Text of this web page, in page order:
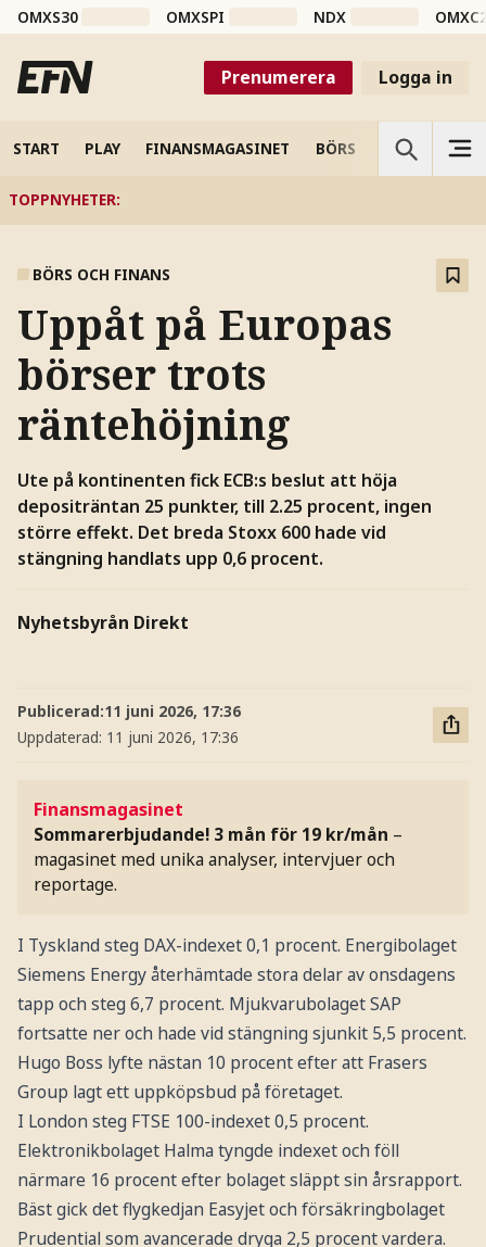
OMXS30 OMXSPI NDX
Prenumerera Logga in
START PLAY FINANSMAGASINET BÖRS VETENSKAP
TOPPNYHETER:
BÖRS OCH FINANS
Uppåt på Europas
börser trots
räntehöjning
Ute på kontinenten fick ECB:s beslut att höja
depositräntan 25 punkter, till 2.25 procent, ingen
större effekt. Det breda Stoxx 600 hade vid
stängning handlats upp 0,6 procent.
Nyhetsbyrån Direkt
Publicerad:11 juni 2026, 17:36
Uppdaterad: 11 juni 2026, 17:36
Finansmagasinet
Sommarerbjudande! 3 mån för 19 kr/mån –
magasinet med unika analyser, intervjuer och
reportage.
I Tyskland steg DAX-indexet 0,1 procent. Energibolaget
Siemens Energy återhämtade stora delar av onsdagens
tapp och steg 6,7 procent. Mjukvarubolaget SAP
fortsatte ner och hade vid stängning sjunkit 5,5 procent.
Hugo Boss lyfte nästan 10 procent efter att Frasers
Group lagt ett uppköpsbud på företaget.
I London steg FTSE 100-indexet 0,5 procent.
Elektronikbolaget Halma tyngde indexet och föll
närmare 16 procent efter bolaget släppt sin årsrapport.
Bäst gick det flygkedjan Easyjet och försäkringbolaget
Prudential som avancerade dryga 2,5 procent vardera.